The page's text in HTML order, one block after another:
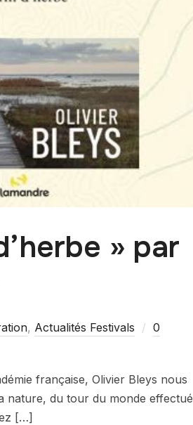
» par
, Actualités Festivals
0
française, Olivier Bleys nous
nature, du tour du monde effectué
[…]